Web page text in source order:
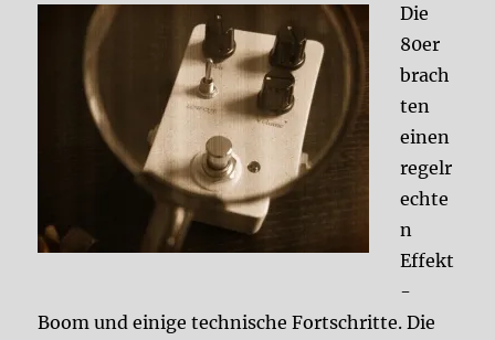
Die
80er
brach
ten
einen
regelr
echte
n
Effekt
-
Boom und einige technische Fortschritte. Die